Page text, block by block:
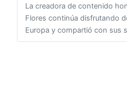
La creadora de contenido
Flores continúa disfrutando
Europa y compartió con sus